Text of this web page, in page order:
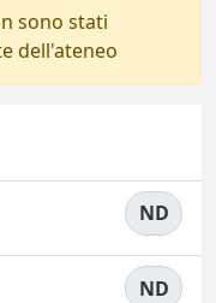
sono stati
dell'ateneo
ND
ND